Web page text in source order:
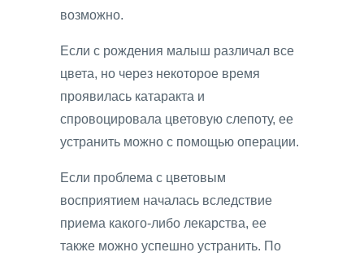
возможно.
Если с рождения малыш различал все
цвета, но через некоторое время
проявилась катаракта и
спровоцировала цветовую слепоту, ее
устранить можно с помощью операции.
Если проблема с цветовым
восприятием началась вследствие
приема какого-либо лекарства, ее
также можно успешно устранить. По